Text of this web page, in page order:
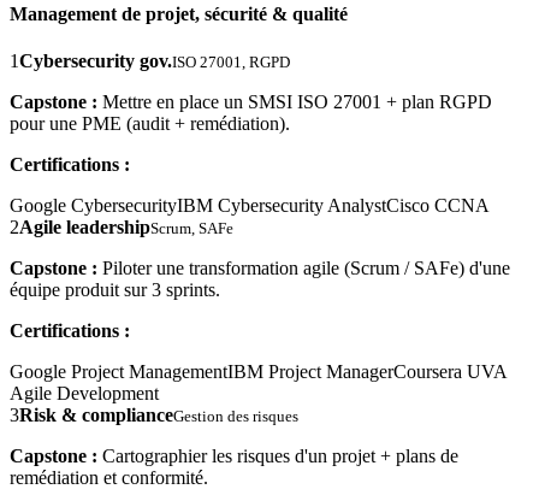
Management de projet, sécurité & qualité
1Cybersecurity gov.ISO 27001, RGPD
Capstone : Mettre en place un SMSI ISO 27001 + plan RGPD
pour une PME (audit + remédiation).
Certifications :
Google CybersecurityIBM Cybersecurity AnalystCisco CCNA
2Agile leadershipScrum, SAFe
Capstone : Piloter une transformation agile (Scrum / SAFe) d'une
équipe produit sur 3 sprints.
Certifications :
Google Project ManagementIBM Project ManagerCoursera UVA
Agile Development
3Risk & complianceGestion des risques
Capstone : Cartographier les risques d'un projet + plans de
remédiation et conformité.